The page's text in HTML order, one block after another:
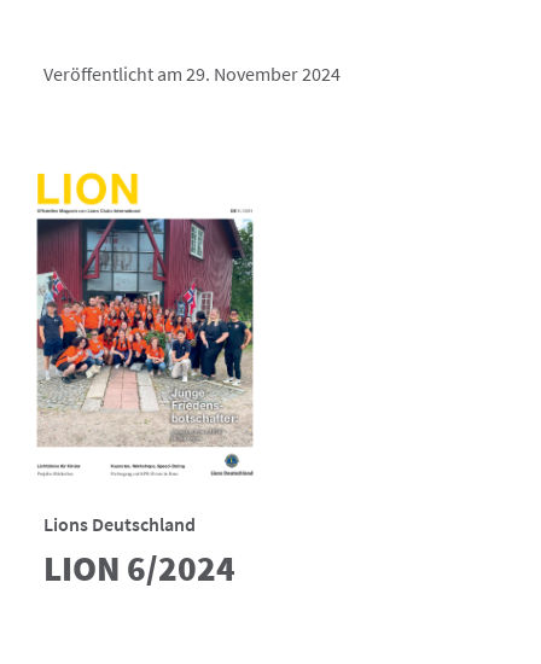
Veröffentlicht am 29. November 2024
Lions Deutschland
LION 6/2024